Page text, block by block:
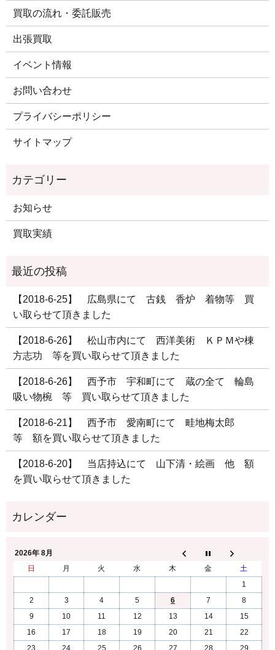
買取の流れ・委託販売
出張買取
イベント情報
お問い合わせ
プライバシーポリシー
サイトマップ
お知らせ
買取実績
【2018-6-25】 広島県にて 古銭 香炉 着物等 買
い取らせて頂きました
【2018-6-26】 松山市内にて 西洋美術 ＫＰＭや棟
方志功 等を買い取らせて頂きました
【2018-6-26】 西予市 宇和町にて 蔵の全て 輪島
吸い物椀 等 買い取らせて頂きました
【2018-6-21】 西予市 愛南町にて 畦地梅太郎
等 額を買い取らせて頂きました
【2018-6-20】 当店持込にて 山下清・絵画 他 額
を買い取らせて頂きました
2026年 8月
日
月 火 水 木 金
土
1
2
3 4 5 6 7
8
9
10 11 12 13 14
15
16
17 18 19 20 21
22
23
24 25 26 27 28 29